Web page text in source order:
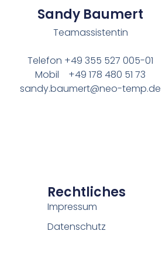
Sandy Baumert
Teamassistentin
Telefon +49 355 527 005-01
Mobil +49 178 480 51 73
sandy.baumert@neo-temp.de
Rechtliches
Impressum
Datenschutz